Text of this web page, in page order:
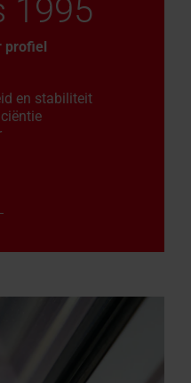
1995
profiel
en stabiliteit